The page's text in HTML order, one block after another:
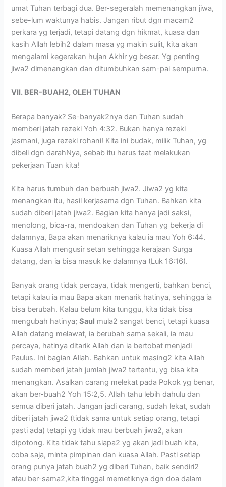
umat Tuhan terbagi dua. Ber-segeralah memenangkan jiwa,
sebe-lum waktunya habis. Jangan ribut dgn macam2
perkara yg terjadi, tetapi datang dgn hikmat, kuasa dan
kasih Allah lebih2 dalam masa yg makin sulit, kita akan
mengalami kegerakan hujan Akhir yg besar. Yg penting
jiwa2 dimenangkan dan ditumbuhkan sam-pai sempurna.
VII. BER-BUAH2, OLEH TUHAN
Berapa banyak? Se-banyak2nya dan Tuhan sudah
memberi jatah rezeki Yoh 4:32. Bukan hanya rezeki
jasmani, juga rezeki rohani! Kita ini budak, milik Tuhan, yg
dibeli dgn darahNya, sebab itu harus taat melakukan
pekerjaan Tuan kita!
Kita harus tumbuh dan berbuah jiwa2. Jiwa2 yg kita
menangkan itu, hasil kerjasama dgn Tuhan. Bahkan kita
sudah diberi jatah jiwa2. Bagian kita hanya jadi saksi,
menolong, bica-ra, mendoakan dan Tuhan yg bekerja di
dalamnya, Bapa akan menariknya kalau ia mau Yoh 6:44.
Kuasa Allah mengusir setan sehingga kerajaan Surga
datang, dan ia bisa masuk ke dalamnya (Luk 16:16).
Banyak orang tidak percaya, tidak mengerti, bahkan benci,
tetapi kalau ia mau Bapa akan menarik hatinya, sehingga ia
bisa berubah. Kalau belum kita tunggu, kita tidak bisa
mengubah hatinya;Saul mula2 sangat benci, tetapi kuasa
Allah datang melawat, ia berubah sama sekali, ia mau
percaya, hatinya ditarik Allah dan ia bertobat menjadi
Paulus. Ini bagian Allah. Bahkan untuk masing2 kita Allah
sudah memberi jatah jumlah jiwa2 tertentu, yg bisa kita
menangkan. Asalkan carang melekat pada Pokok yg benar,
akan ber-buah2 Yoh 15:2,5. Allah tahu lebih dahulu dan
semua diberi jatah. Jangan jadi carang, sudah lekat, sudah
diberi jatah jiwa2 (tidak sama untuk setiap orang, tetapi
pasti ada) tetapi yg tidak mau berbuah jiwa2, akan
dipotong. Kita tidak tahu siapa2 yg akan jadi buah kita,
coba saja, minta pimpinan dan kuasa Allah. Pasti setiap
orang punya jatah buah2 yg diberi Tuhan, baik sendiri2
atau ber-sama2,kita tinggal memetiknya dgn doa dalam